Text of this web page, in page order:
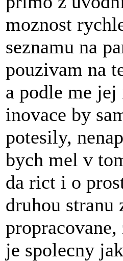
moznost
seznamu na
pouzivam na
a podle me jej
inovace by
potesily,
bych mel v
da rict i o
druhou
je spolecny